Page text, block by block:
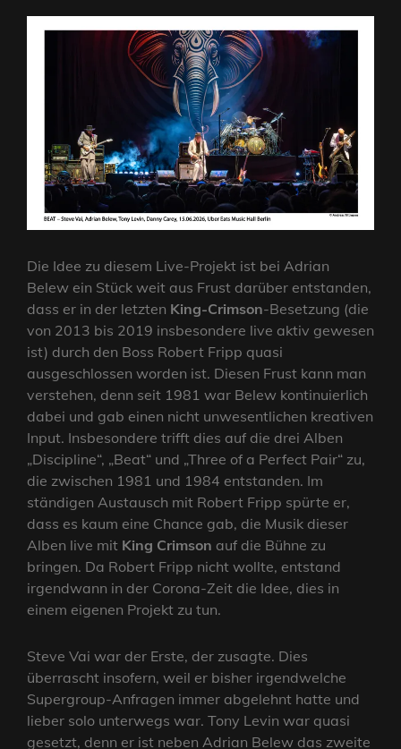
Die Idee zu diesem Live-Projekt ist bei Adrian
Belew ein Stück weit aus Frust darüber entstanden,
dass er in der letzten King-Crimson-Besetzung (die
von 2013 bis 2019 insbesondere live aktiv gewesen
ist) durch den Boss Robert Fripp quasi
ausgeschlossen worden ist. Diesen Frust kann man
verstehen, denn seit 1981 war Belew kontinuierlich
dabei und gab einen nicht unwesentlichen kreativen
Input. Insbesondere trifft dies auf die drei Alben
„Discipline“, „Beat“ und „Three of a Perfect Pair“ zu,
die zwischen 1981 und 1984 entstanden. Im
ständigen Austausch mit Robert Fripp spürte er,
dass es kaum eine Chance gab, die Musik dieser
Alben live mit King Crimson auf die Bühne zu
bringen. Da Robert Fripp nicht wollte, entstand
irgendwann in der Corona-Zeit die Idee, dies in
einem eigenen Projekt zu tun.
Steve Vai war der Erste, der zusagte. Dies
überrascht insofern, weil er bisher irgendwelche
Supergroup-Anfragen immer abgelehnt hatte und
lieber solo unterwegs war. Tony Levin war quasi
gesetzt, denn er ist neben Adrian Belew das zweite